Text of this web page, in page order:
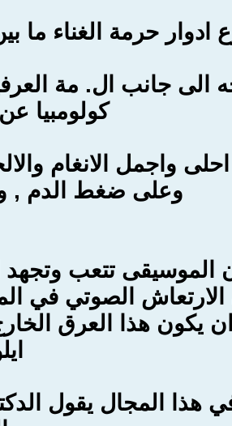
ادوار حرمة الغناء ما
الى جانب ال. مة
كولومبيا
واجمل الانغام
وعلى ضغط الدم ,
الموسيقى تتعب وتجهد
الارتعاش الصوتي في
ان يكون هذا العرق
هذا المجال يقول